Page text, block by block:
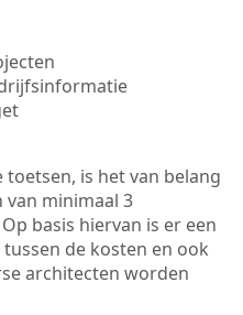
is het van belang
minimaal 3
basis hiervan is er een
de kosten en ook
architecten worden